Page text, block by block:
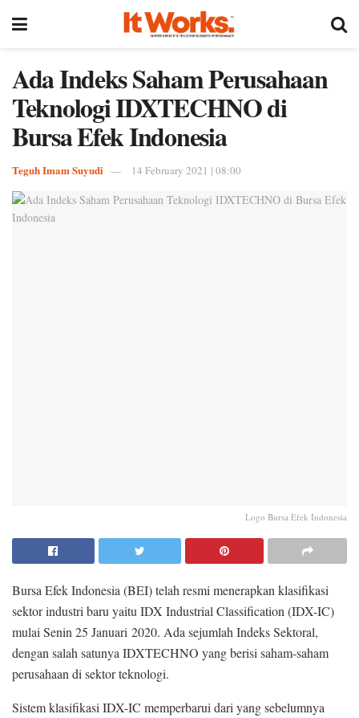
Ada Indeks Saham Perusahaan
Teknologi IDXTECHNO di
Bursa Efek Indonesia
Teguh Imam Suyudi 14 February 2021 | 08:00
Logo Bursa Efek Indonesia
Bursa Efek Indonesia (BEI) telah resmi menerapkan klasifikasi
sektor industri baru yaitu IDX Industrial Classification (IDX-IC)
mulai Senin 25 Januari 2020. Ada sejumlah Indeks Sektoral,
dengan salah satunya IDXTECHNO yang berisi saham-saham
perusahaan di sektor teknologi.
Sistem klasifikasi IDX-IC memperbarui dari yang sebelumnya